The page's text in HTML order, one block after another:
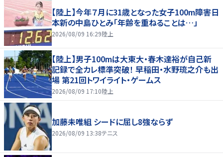
【陸上】今年７月に31歳となった女子100m障害日
本新の中島ひとみ「年齢を重ねることは…」
2026/08/09 16:29陸上
【陸上】男子100mは大東大・春木達裕が自己新
記録で全カレ標準突破！ 早稲田・水野琉之介も出
場 第21回トワイライト・ゲームス
2026/08/09 17:10陸上
加藤未唯組 シードに屈し8強ならず
2026/08/09 13:38テニス